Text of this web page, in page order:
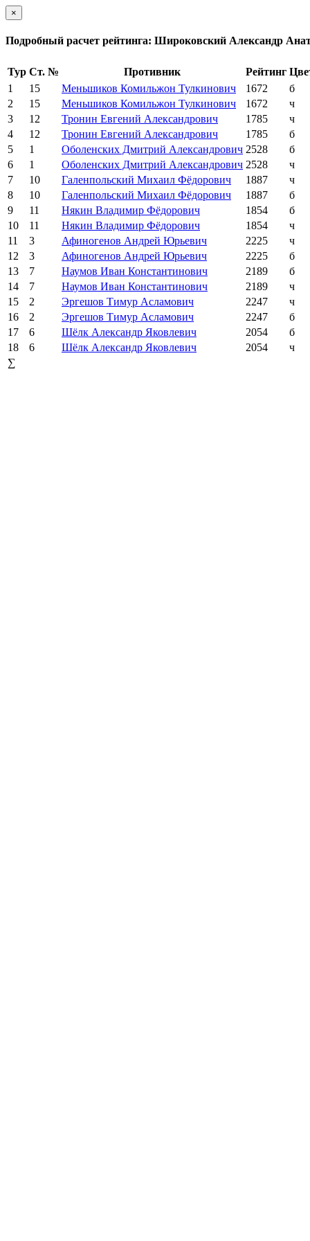
×
Подробный расчет рейтинга: Широковский Александр
Тур Ст. № Противник Рейтинг
1
15 Меньшиков Комильжон Тулкинович 1672
б
2
15 Меньшиков Комильжон Тулкинович 1672
ч
3
12 Тронин Евгений Александрович 1785
ч
4
12 Тронин Евгений Александрович 1785
б
5
1 Оболенских Дмитрий Александрович 2528
б
6
1 Оболенских Дмитрий Александрович 2528
ч
7
10 Галенпольский Михаил Фёдорович 1887
ч
8
10 Галенпольский Михаил Фёдорович 1887
б
9
11 Някин Владимир Фёдорович 1854
б
10
11 Някин Владимир Фёдорович 1854
ч
11
3 Афиногенов Андрей Юрьевич 2225
ч
12
3 Афиногенов Андрей Юрьевич 2225
б
13
7 Наумов Иван Константинович 2189
б
14
7 Наумов Иван Константинович 2189
ч
15
2 Эргешов Тимур Асламович 2247
ч
16
2 Эргешов Тимур Асламович 2247
б
17
6 Шёлк Александр Яковлевич 2054
б
18
6 Шёлк Александр Яковлевич 2054
ч
∑